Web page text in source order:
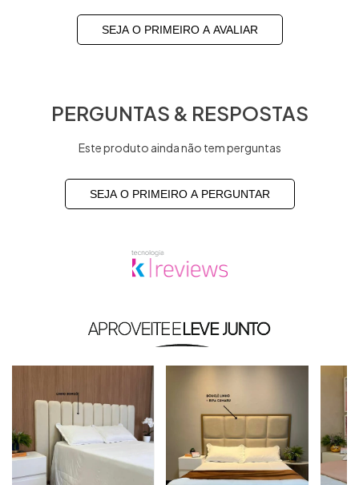
SEJA O PRIMEIRO A AVALIAR
PERGUNTAS & RESPOSTAS
Este produto ainda não tem perguntas
SEJA O PRIMEIRO A PERGUNTAR
Produtos similares